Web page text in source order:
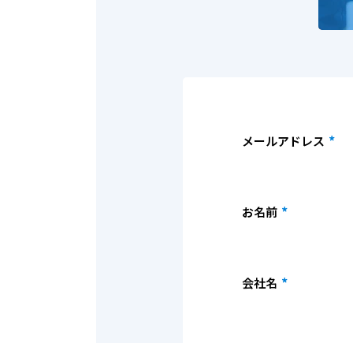
メールアドレス *
お名前 *
会社名 *